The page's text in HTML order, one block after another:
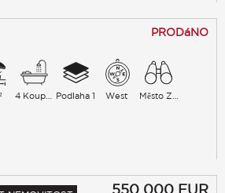
PRODáNO
4 Koupelna Podlaha 1 West
550 000 EUR